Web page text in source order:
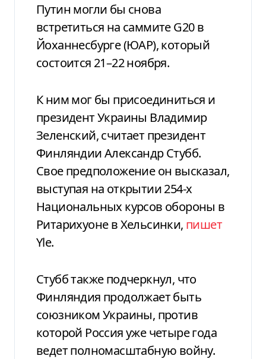
Путин могли бы снова
встретиться на саммите G20 в
Йоханнесбурге (ЮАР), который
состоится 21–22 ноября.
К ним мог бы присоединиться и
президент Украины Владимир
Зеленский, считает президент
Финляндии Александр Стубб.
Свое предположение он высказал,
выступая на открытии 254-х
Национальных курсов обороны в
Ритарихуоне в Хельсинки, пишет
Yle.
Стубб также подчеркнул, что
Финляндия продолжает быть
союзником Украины, против
которой Россия уже четыре года
ведет полномасштабную войну.